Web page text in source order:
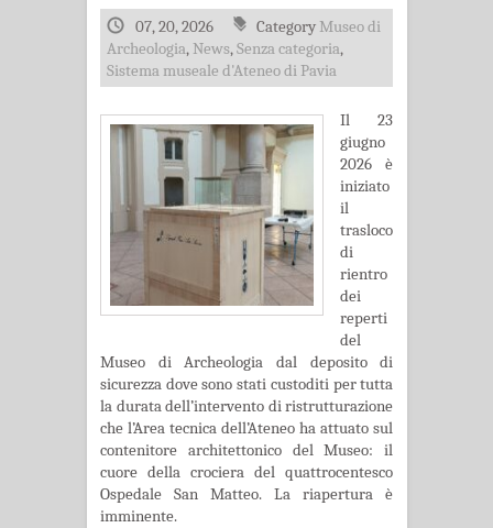
07, 20, 2026 Category Museo di
Archeologia, News,Senza categoria,
Sistema museale d'Ateneo di Pavia
Il 23
giugno
2026 è
iniziato
il
trasloco
di
rientro
dei
reperti
del
Museo di Archeologia dal deposito di
sicurezza dove sono stati custoditi per tutta
la durata dell’intervento di ristrutturazione
che l’Area tecnica dell’Ateneo ha attuato sul
contenitore architettonico del Museo: il
cuore della crociera del quattrocentesco
Ospedale San Matteo. La riapertura è
imminente.